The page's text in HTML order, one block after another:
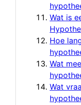
Wat is
Hoe
Wat
Wat